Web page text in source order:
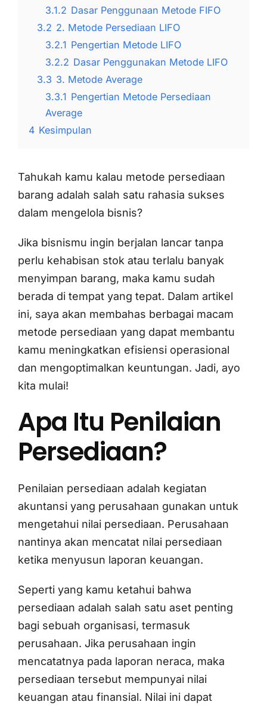
3.1.2 Dasar Penggunaan Metode FIFO
3.2 2. Metode Persediaan LIFO
3.2.1 Pengertian Metode LIFO
3.2.2 Dasar Penggunakan Metode LIFO
3.3 3. Metode Average
3.3.1 Pengertian Metode Persediaan
Average
4 Kesimpulan
Tahukah kamu kalau metode persediaan
barang adalah salah satu rahasia sukses
dalam mengelola bisnis?
Jika bisnismu ingin berjalan lancar tanpa
perlu kehabisan stok atau terlalu banyak
menyimpan barang, maka kamu sudah
berada di tempat yang tepat. Dalam artikel
ini, saya akan membahas berbagai macam
metode persediaan yang dapat membantu
kamu meningkatkan efisiensi operasional
dan mengoptimalkan keuntungan. Jadi, ayo
kita mulai!
Apa Itu Penilaian
Persediaan?
Penilaian persediaan adalah kegiatan
akuntansi yang perusahaan gunakan untuk
mengetahui nilai persediaan. Perusahaan
nantinya akan mencatat nilai persediaan
ketika menyusun laporan keuangan.
Seperti yang kamu ketahui bahwa
persediaan adalah salah satu aset penting
bagi sebuah organisasi, termasuk
perusahaan. Jika perusahaan ingin
mencatatnya pada laporan neraca, maka
persediaan tersebut mempunyai nilai
keuangan atau finansial. Nilai ini dapat